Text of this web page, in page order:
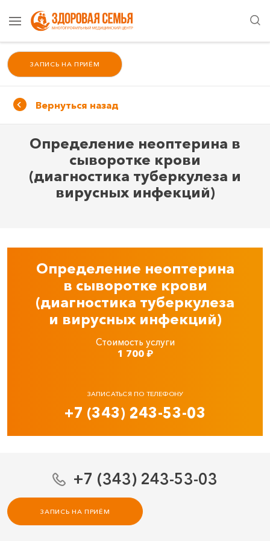
ЗАПИСЬ НА ПРИЁМ
Вернуться назад
Определение неоптерина в
сыворотке крови
(диагностика туберкулеза и
вирусных инфекций)
Определение неоптерина
в сыворотке крови
(диагностика туберкулеза
и вирусных инфекций)
Стоимость услуги
1 700₽
ЗАПИСАТЬСЯ ПО ТЕЛЕФОНУ
+7 (343) 243-53-03
+7 (343) 243-53-03
ЗАПИСЬ НА ПРИЁМ